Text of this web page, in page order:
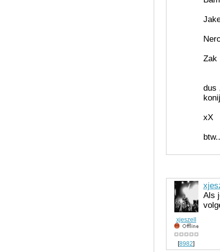
Zak
dus
xX
xjeszell
[8982]
Als